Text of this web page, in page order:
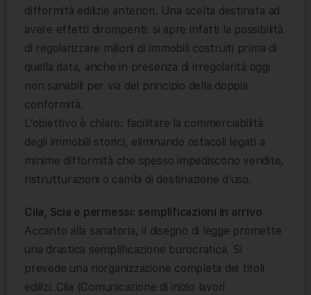
difformità edilizie anteriori. Una scelta destinata ad
avere effetti dirompenti: si apre infatti la possibilità
di regolarizzare milioni di immobili costruiti prima di
quella data, anche in presenza di irregolarità oggi
non sanabili per via del principio della doppia
conformità.
L’obiettivo è chiaro: facilitare la commerciabilità
degli immobili storici, eliminando ostacoli legati a
minime difformità che spesso impediscono vendite,
ristrutturazioni o cambi di destinazione d’uso.
Cila, Scia e permessi: semplificazioni in arrivo
Accanto alla sanatoria, il disegno di legge promette
una drastica semplificazione burocratica. Si
prevede una riorganizzazione completa dei titoli
edilizi: Cila (Comunicazione di inizio lavori